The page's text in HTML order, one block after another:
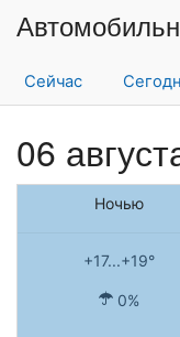
Сейчас
06
Ночью
+17...+19°
0%